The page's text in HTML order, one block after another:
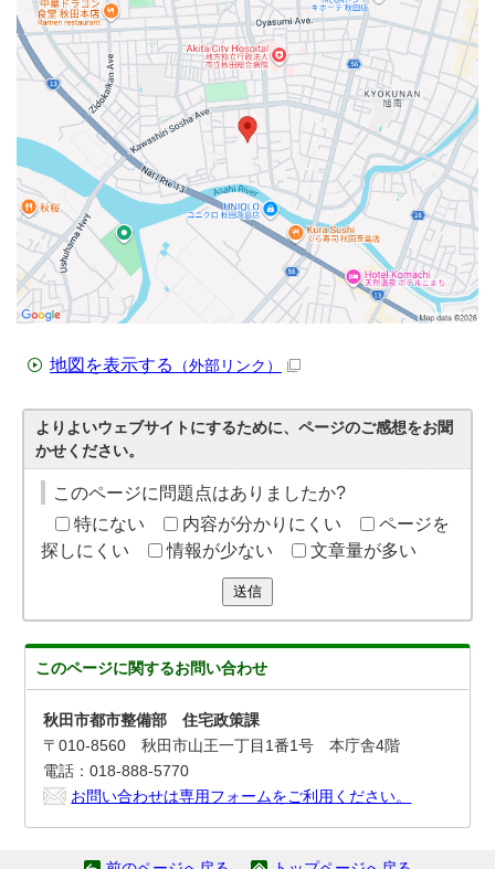
地図を表示する （外部リンク）
よりよいウェブサイトにするために、ページのご感想をお聞
かせください。
このページに問題点はありましたか?
特にない
内容が分かりにくい
ページを
探しにくい
情報が少ない 文章量が多い
送信
このページに関するお問い合わせ
秋田市都市整備部 住宅政策課
〒010-8560 秋田市山王一丁目1番1号 本庁舎4階
電話：018-888-5770
お問い合わせは専用フォームをご利用ください。